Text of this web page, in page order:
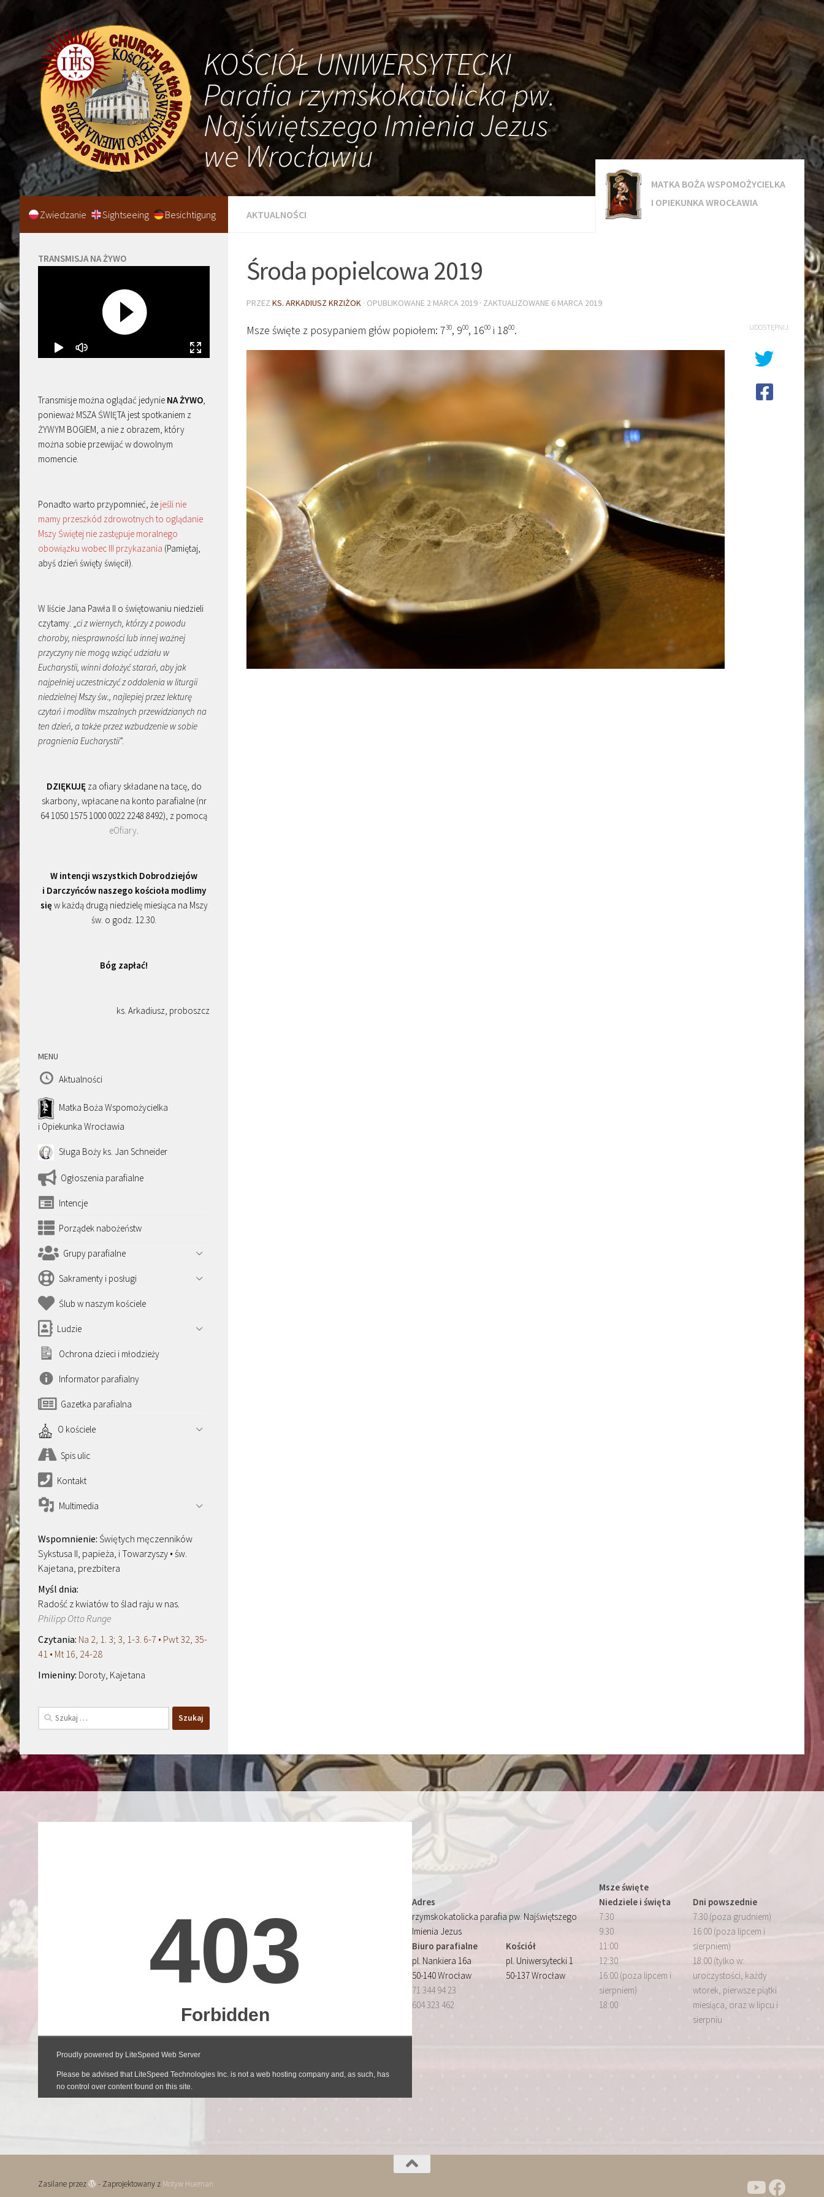
KOŚCIÓŁ UNIWERSYTECKI
Parafia rzymskokatolicka pw.
Najświętszego Imienia Jezus
we Wrocławiu
AKTUALNOŚCI
MATKA BOŻA WSPOMOŻYCIELKA
I OPIEKUNKA WROCŁAWIA
Środa popielcowa 2019
PRZEZ KS. ARKADIUSZ KRZIŻOK · OPUBLIKOWANE 2 MARCA 2019 · ZAKTUALIZOWANE 6 MARCA 2019
Msze święte z posypaniem głów popiołem: 730, 900, 1600 i 1800. UDOSTĘPNIJ
Zwiedzanie Sightseeing Besichtigung
TRANSMISJA NA ŻYWO
Transmisje można oglądać jedynie NA ŻYWO,
ponieważ MSZA ŚWIĘTA jest spotkaniem z
ŻYWYM BOGIEM, a nie z obrazem, który
można sobie przewijać w dowolnym
momencie.
Ponadto warto przypomnieć, że jeśli nie
mamy przeszkód zdrowotnych to oglądanie
Mszy Świętej nie zastępuje moralnego
obowiązku wobec III przykazania (Pamiętaj,
abyś dzień święty święcił).
W liście Jana Pawła II o świętowaniu niedzieli
czytamy: „ci z wiernych, którzy z powodu
choroby, niesprawności lub innej ważnej
przyczyny nie mogą wziąć udziału w
Eucharystii, winni dołożyć starań, aby jak
najpełniej uczestniczyć z oddalenia w liturgii
niedzielnej Mszy św., najlepiej przez lekturę
czytań i modlitw mszalnych przewidzianych na
ten dzień, a także przez wzbudzenie w sobie
pragnienia Eucharystii”.
DZIĘKUJĘza ofiary składane na tacę, do
skarbony, wpłacane na konto parafialne (nr
64 1050 1575 1000 0022 2248 8492), z pomocą
eOfiary.
W intencji wszystkich Dobrodziejów
i Darczyńców naszego kościoła modlimy
się w każdą drugą niedzielę miesiąca na Mszy
św. o godz. 12.30.
Bóg zapłać!
ks. Arkadiusz, proboszcz
MENU
Aktualności
Matka Boża Wspomożycielka
i Opiekunka Wrocławia
Sługa Boży ks. Jan Schneider
Ogłoszenia parafialne
Intencje
Porządek nabożeństw
Grupy parafialne
Sakramenty i posługi
Ślub w naszym kościele
Ludzie
Ochrona dzieci i młodzieży
Informator parafialny
Gazetka parafialna
O kościele
Spis ulic
Kontakt
Multimedia
Świętych męczenników
Sykstusa II, papieża, i Towarzyszy • św.
Kajetana, prezbitera
Radość z kwiatów to ślad raju w nas.
Philipp Otto Runge
Na 2, 1. 3; 3, 1-3. 6-7 • Pwt 32, 35-
41 • Mt 16, 24-28
Doroty, Kajetana
Szukaj:
Adres
rzymskokatolicka parafia pw. Najświętszego
Imienia Jezus
Biuro parafialne
pl. Nankiera 16a
50-140 Wrocław
71 344 94 23
604 323 462
Kościół
pl. Uniwersytecki 1
50-137 Wrocław
Msze święte
Niedziele i święta
7:30
9:30
11:00
12:30
16:00 (poza lipcem i
sierpniem)
18:00
Dni powszednie
7:30 (poza grudniem)
16:00 (poza lipcem i
sierpniem)
18:00 (tylko w:
uroczystości, każdy
wtorek, pierwsze piątki
miesiąca, oraz w lipcu i
sierpniu
Zasilane przez - Zaprojektowany z Motyw Hueman